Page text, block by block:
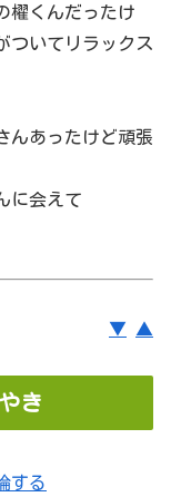
櫂くんだったけ
ついてリラックス
んあったけど頑張
に会えて
▼ ▲
き
する